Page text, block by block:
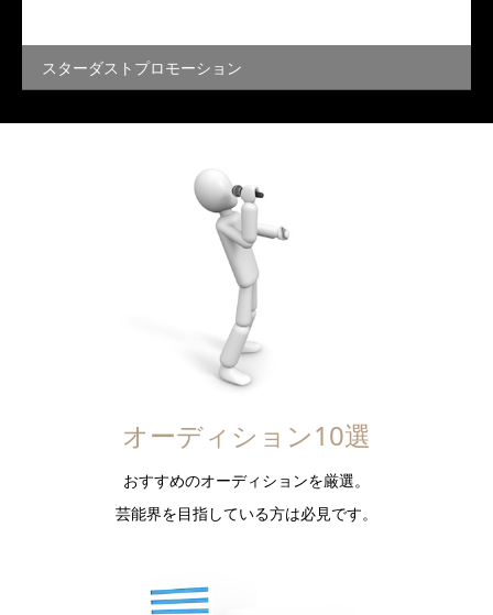
スターダストプロモーション
オーディション10選
おすすめのオーディションを厳選。
芸能界を目指している方は必見です。